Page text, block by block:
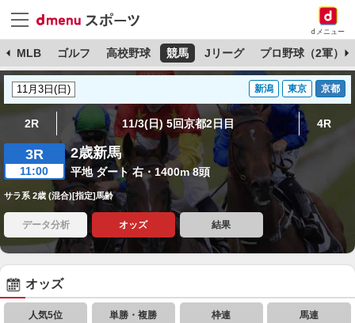
dメニュー
MLB ゴルフ 高校野球 競馬 Jリーグ プロ野球（2軍）
新潟 東京 京都
2R 11/3(日) 5回京都2日目 4R
3R
11:00
2歳新馬
平地 ダート 右・1400m 8頭
サラ系 2歳 (混合)[指定]馬齢
データ分析 オッズ 結果
オッズ
人気5位 単勝・複勝 枠連 馬連